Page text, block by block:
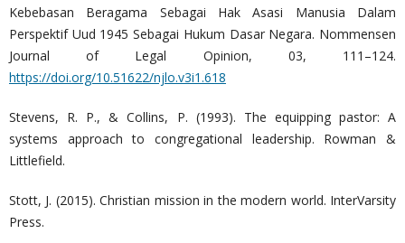
Kebebasan Beragama Sebagai Hak Asasi Manusia Dalam
Perspektif Uud 1945 Sebagai Hukum Dasar Negara. Nommensen
Journal of Legal Opinion, 03, 111–124.
https://doi.org/10.51622/njlo.v3i1.618
Stevens, R. P., & Collins, P. (1993). The equipping pastor: A
systems approach to congregational leadership. Rowman &
Littlefield.
Stott, J. (2015). Christian mission in the modern world. InterVarsity
Press.